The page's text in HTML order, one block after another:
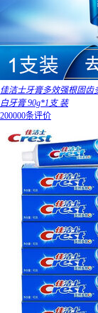
佳洁士牙膏多效强根固
白牙膏 90g*1支 装
200000条评价